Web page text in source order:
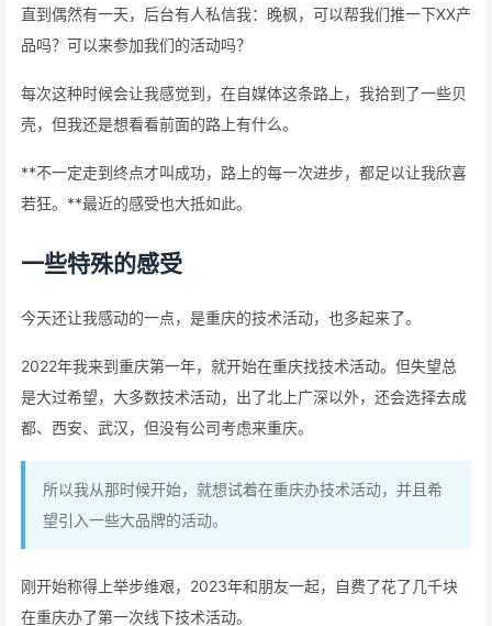
直到偶然有一天，后台有人私信我：晚枫，可以帮我们推一下XX产
品吗？可以来参加我们的活动吗？
每次这种时候会让我感觉到，在自媒体这条路上，我拾到了一些贝
壳，但我还是想看看前面的路上有什么。
**不一定走到终点才叫成功，路上的每一次进步，都足以让我欣喜
若狂。**最近的感受也大抵如此。
一些特殊的感受
今天还让我感动的一点，是重庆的技术活动，也多起来了。
2022年我来到重庆第一年，就开始在重庆找技术活动。但失望总
是大过希望，大多数技术活动，出了北上广深以外，还会选择去成
都、西安、武汉，但没有公司考虑来重庆。
所以我从那时候开始，就想试着在重庆办技术活动，并且希
望引入一些大品牌的活动。
刚开始称得上举步维艰，2023年和朋友一起，自费了花了几千块
在重庆办了第一次线下技术活动。